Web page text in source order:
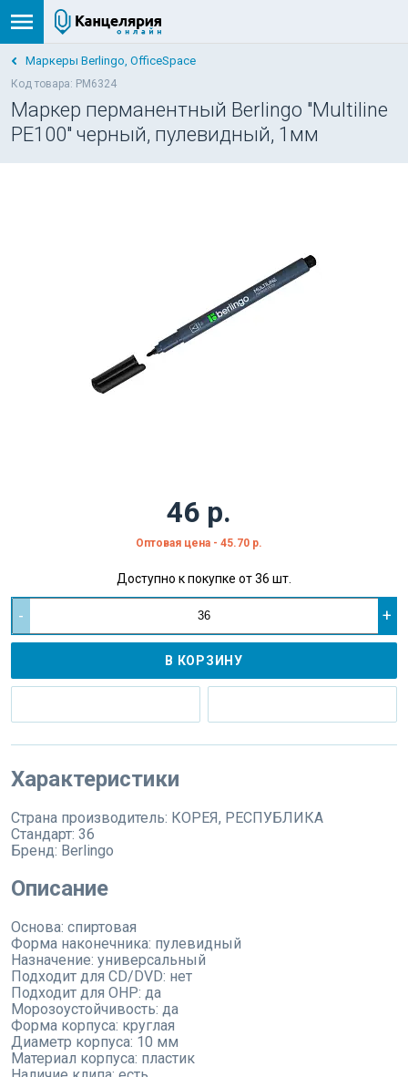
Маркеры Berlingo, OfficeSpace
Код товара: PM6324
Маркер перманентный Berlingo "Multiline
PE100" черный, пулевидный, 1мм
46 р.
Оптовая цена - 45.70 р.
Доступно к покупке от 36 шт.
- +
В КОРЗИНУ
Характеристики
Страна производитель: КОРЕЯ, РЕСПУБЛИКА
Стандарт: 36
Бренд: Berlingo
Описание
Основа: спиртовая
Форма наконечника: пулевидный
Назначение: универсальный
Подходит для CD/DVD: нет
Подходит для OHP: да
Морозоустойчивость: да
Форма корпуса: круглая
Диаметр корпуса: 10 мм
Материал корпуса: пластик